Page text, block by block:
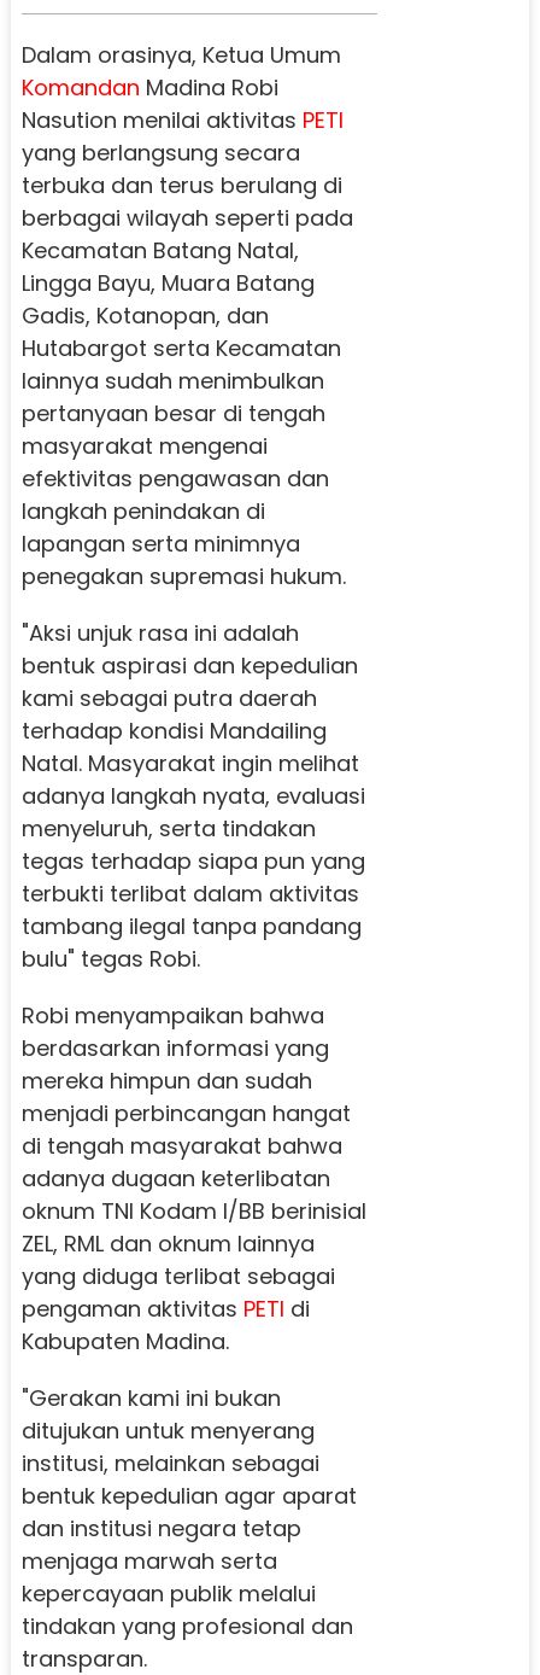
Dalam orasinya, Ketua Umum
Komandan Madina Robi
Nasution menilai aktivitas PETI
yang berlangsung secara
terbuka dan terus berulang di
berbagai wilayah seperti pada
Kecamatan Batang Natal,
Lingga Bayu, Muara Batang
Gadis, Kotanopan, dan
Hutabargot serta Kecamatan
lainnya sudah menimbulkan
pertanyaan besar di tengah
masyarakat mengenai
efektivitas pengawasan dan
langkah penindakan di
lapangan serta minimnya
penegakan supremasi hukum.
"Aksi unjuk rasa ini adalah
bentuk aspirasi dan kepedulian
kami sebagai putra daerah
terhadap kondisi Mandailing
Natal. Masyarakat ingin melihat
adanya langkah nyata, evaluasi
menyeluruh, serta tindakan
tegas terhadap siapa pun yang
terbukti terlibat dalam aktivitas
tambang ilegal tanpa pandang
bulu" tegas Robi.
Robi menyampaikan bahwa
berdasarkan informasi yang
mereka himpun dan sudah
menjadi perbincangan hangat
di tengah masyarakat bahwa
adanya dugaan keterlibatan
oknum TNI Kodam I/BB berinisial
ZEL, RML dan oknum lainnya
yang diduga terlibat sebagai
pengaman aktivitas PETI di
Kabupaten Madina.
"Gerakan kami ini bukan
ditujukan untuk menyerang
institusi, melainkan sebagai
bentuk kepedulian agar aparat
dan institusi negara tetap
menjaga marwah serta
kepercayaan publik melalui
tindakan yang profesional dan
transparan.